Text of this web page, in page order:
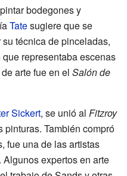
bodegones y
Tatesugiere que se
su técnica de pinceladas,
representaba escenas
arte fue en el Salón de
Sickert, se unió al Fitzroy
pinturas. También compró
fue una de las artistas
. Algunos expertos en arte